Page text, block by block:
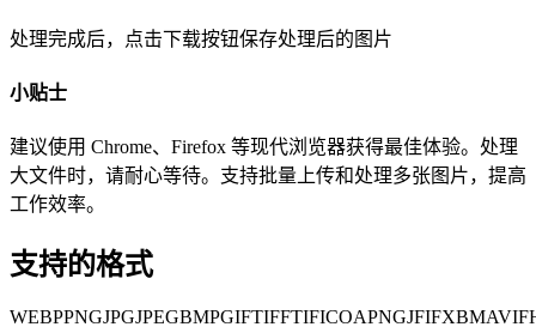
处理完成后，点击下载按钮保存处理后的图片
小贴士
建议使用 Chrome、Firefox 等现代浏览器获得最佳体验。处理
大文件时，请耐心等待。支持批量上传和处理多张图片，提高
工作效率。
支持的格式
WEBPPNGJPGJPEGBMPGIFTIFFTIFICOAPNGJFIFXBMAVIF